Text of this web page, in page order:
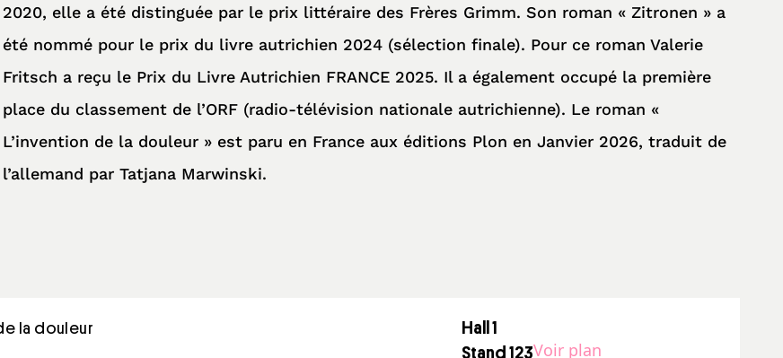
2020, elle a été distinguée par le prix littéraire des Frères Grimm. Son roman « Zitronen » a
été nommé pour le prix du livre autrichien 2024 (sélection finale). Pour ce roman Valerie
Fritsch a reçu le Prix du Livre Autrichien FRANCE 2025. Il a également occupé la première
place du classement de l’ORF (radio-télévision nationale autrichienne). Le roman «
L’invention de la douleur » est paru en France aux éditions Plon en Janvier 2026, traduit de
l’allemand par Tatjana Marwinski.
la douleur
Hall 1
Stand 123Voir plan